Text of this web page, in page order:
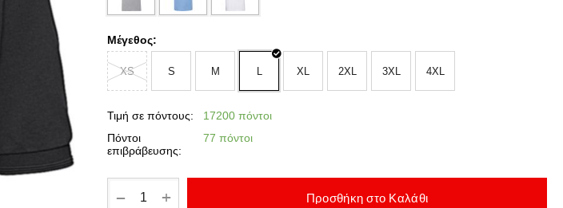
Μέγεθος:
XS S M L XL 2XL 3XL 4XL
Τιμή σε πόντους:
17200 πόντοι
Πόντοι
επιβράβευσης:
77 πόντοι
+
− Προσθήκη στο Καλάθι